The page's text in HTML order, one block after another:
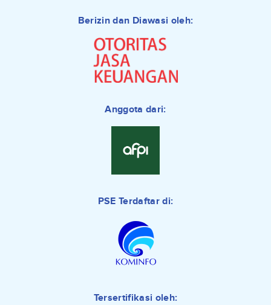
Berizin dan Diawasi oleh:
Anggota dari:
PSE Terdaftar di:
Tersertifikasi oleh: